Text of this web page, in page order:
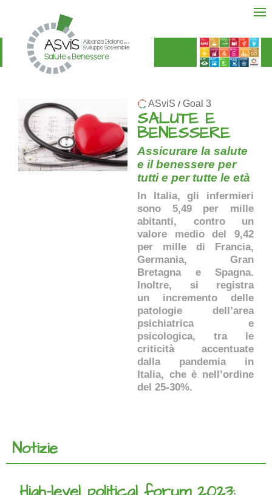
ASviS / Goal 3
SALUTE E
BENESSERE
Assicurare la salute
e il benessere per
tutti e per tutte le età
In Italia, gli infermieri
sono 5,49 per mille
abitanti, contro un
valore medio del 9,42
per mille di Francia,
Germania, Gran
Bretagna e Spagna.
Inoltre, si registra
un incremento delle
patologie dell’area
psichiatrica e
psicologica, tra le
criticità accentuate
dalla pandemia in
Italia, che è nell’ordine
del 25-30%.
Notizie